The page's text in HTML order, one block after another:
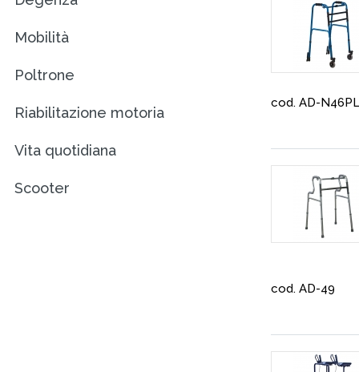
Mobilità
Poltrone
Riabilitazione motoria
Vita quotidiana
Scooter
cod. AD-
cod. AD-49